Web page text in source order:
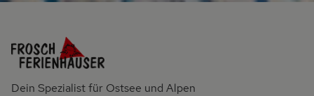
Dein Spezialist für Ostsee und Alpen